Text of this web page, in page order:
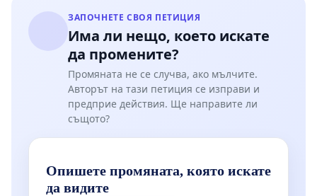
ЗАПОЧНЕТЕ СВОЯ ПЕТИЦИЯ
Има ли нещо, което искате
да промените?
Промяната не се случва, ако мълчите.
Авторът на тази петиция се изправи и
предприе действия. Ще направите ли
същото?
Опишете промяната, която искате
да видите